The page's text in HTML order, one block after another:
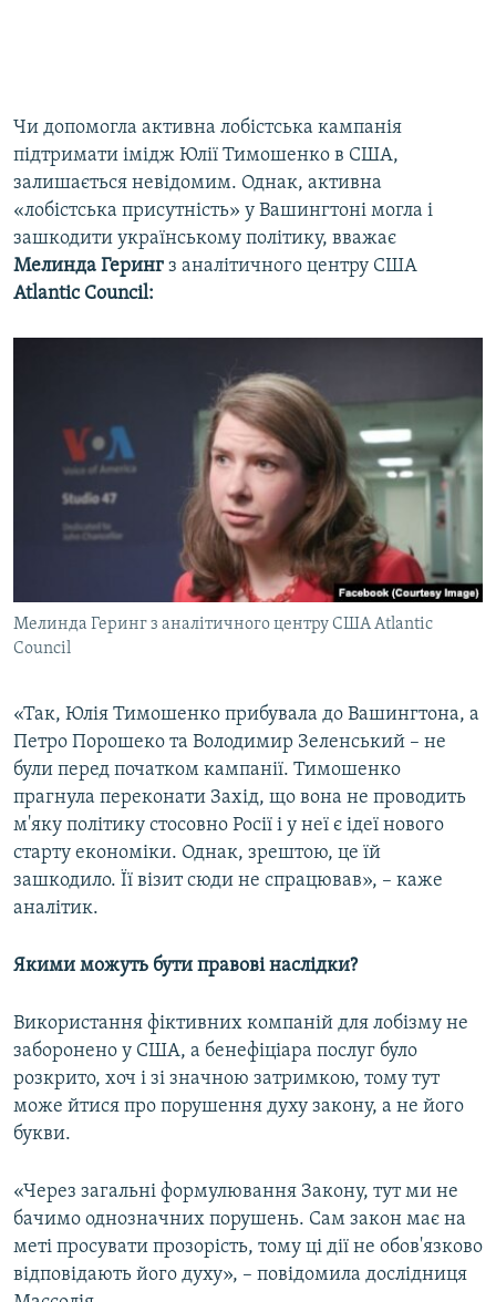
Чи допомогла активна лобістська кампанія
підтримати імідж Юлії Тимошенко в США,
залишається невідомим. Однак, активна
«лобістська присутність» у Вашингтоні могла і
зашкодити українському політику, вважає
Мелинда Геринг з аналітичного центру США
Atlantic Council:
Мелинда Геринг з аналітичного центру США Atlantic
Council
«Так, Юлія Тимошенко прибувала до Вашингтона, а
Петро Порошеко та Володимир Зеленський – не
були перед початком кампанії. Тимошенко
прагнула переконати Захід, що вона не проводить
м'яку політику стосовно Росії і у неї є ідеї нового
старту економіки. Однак, зрештою, це їй
зашкодило. Її візит сюди не спрацював», – каже
аналітик.
Якими можуть бути правові наслідки?
Використання фіктивних компаній для лобізму не
заборонено у США, а бенефіціара послуг було
розкрито, хоч і зі значною затримкою, тому тут
може йтися про порушення духу закону, а не його
букви.
«Через загальні формулювання Закону, тут ми не
бачимо однозначних порушень. Сам закон має на
меті просувати прозорість, тому ці дії не обов'язково
відповідають його духу», – повідомила дослідниця